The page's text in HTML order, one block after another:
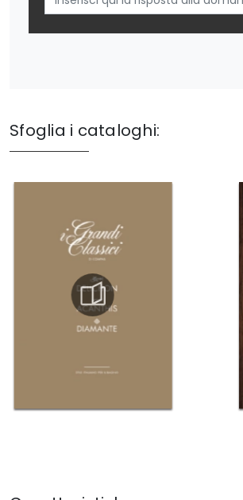
Sfoglia i cataloghi: